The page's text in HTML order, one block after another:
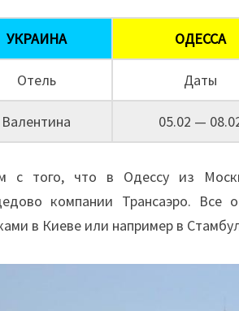
УКРАИНА ОДЕССА
Отель Даты
Валентина 05.02 —
с того, что в Одессу из
компании Трансаэро. Все
в Киеве или например в